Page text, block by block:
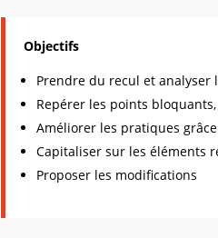
Objectifs
Prendre du recul et analyser
Repérer les points
Améliorer les pratiques
Capitaliser sur les éléments
Proposer les modifications